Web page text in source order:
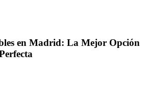
en Madrid: La Mejor Opción